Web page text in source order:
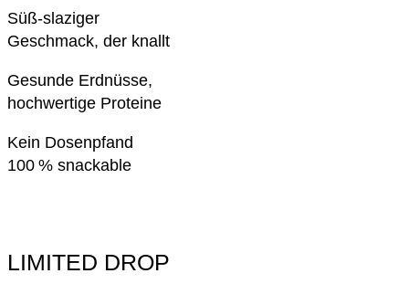
Süß-slaziger
Geschmack, der knallt
Gesunde Erdnüsse,
hochwertige Proteine
Kein Dosenpfand
100 % snackable
LIMITED DROP